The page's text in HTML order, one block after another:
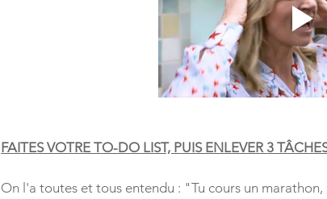
FAITES VOTRE TO-DO LIST, PUIS ENLEVER 3
On l'a toutes et tous entendu : "Tu cours un